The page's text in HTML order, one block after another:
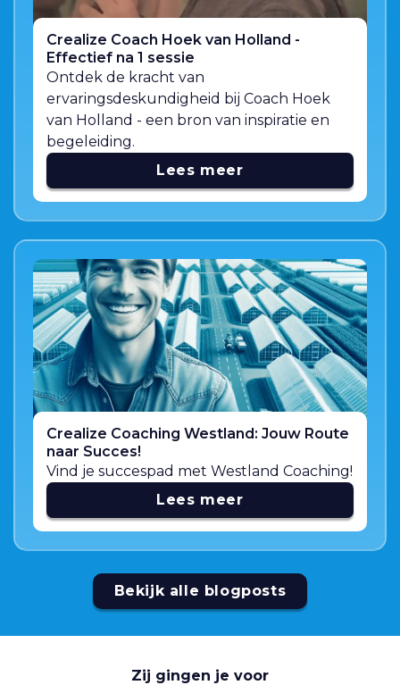
Crealize Coach Hoek van Holland -
Effectief na 1 sessie
Ontdek de kracht van
ervaringsdeskundigheid bij Coach Hoek
van Holland - een bron van inspiratie en
begeleiding.
Lees meer
Crealize Coaching Westland: Jouw Route
naar Succes!
Vind je succespad met Westland Coaching!
Lees meer
Bekijk alle blogposts
Zij gingen je voor